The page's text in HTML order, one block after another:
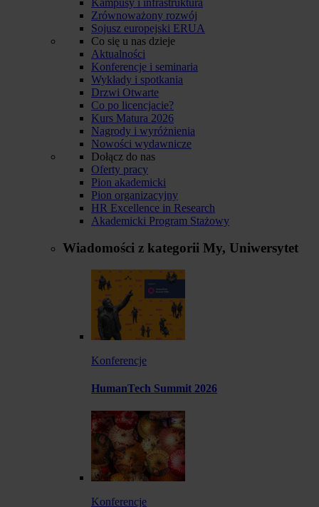
Zrównoważony rozwój
Sojusz europejski ERUA
Co się u nas dzieje
Aktualności
Konferencje i seminaria
Wykłady i spotkania
Drzwi Otwarte
Co po licencjacie?
Kurs Matura 2026
Nagrody i wyróżnienia
Nowości wydawnicze
Dołącz do nas
Oferty pracy
Pion akademicki
Pion organizacyjny
HR Excellence in Research
Akademicki Program Stażowy
Wiadomości z kategorii My, Uniwersytet
Konferencje
HumanTech Summit 2026
Konferencje